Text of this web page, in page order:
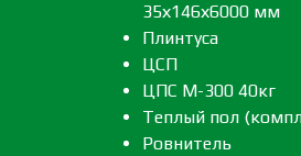
35х146х6000 мм
Плинтуса
ЦСП
ЦПС М-300 40кг
Теплый пол
Ровнитель